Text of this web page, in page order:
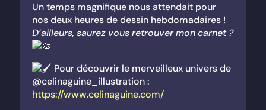
Un temps magnifique nous attendait pour
nos deux heures de dessin hebdomadaires !
D’ailleurs, saurez vous retrouver mon carnet ?
Pour découvrir le merveilleux univers de
@celinaguine_illustration :
https://www.celinaguine.com/